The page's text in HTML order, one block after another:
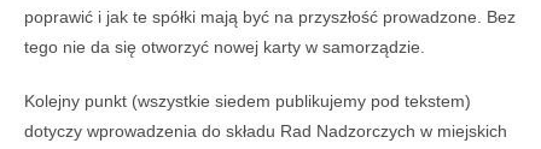
poprawić i jak te spółki mają być na przyszłość prowadzone. Bez
tego nie da się otworzyć nowej karty w samorządzie.
Kolejny punkt (wszystkie siedem publikujemy pod tekstem)
dotyczy wprowadzenia do składu Rad Nadzorczych w miejskich